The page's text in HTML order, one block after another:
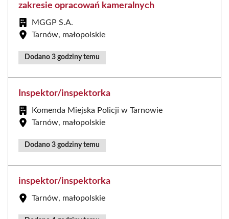
zakresie opracowań kameralnych
MGGP S.A.
Tarnów, małopolskie
Dodano 3 godziny temu
Inspektor/inspektorka
Komenda Miejska Policji w Tarnowie
Tarnów, małopolskie
Dodano 3 godziny temu
inspektor/inspektorka
Tarnów, małopolskie